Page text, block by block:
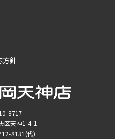
方針
8717
区天神1-4-1
8181 (代)